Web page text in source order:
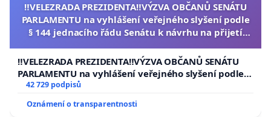
‼️VELEZRADA PREZIDENTA‼️VÝZVA OBČANŮ SENÁTU
PARLAMENTU na vyhlášení veřejného slyšení podle
§ 144 jednacího řádu Senátu k návrhu na přijetí
republiky
‼️VELEZRADA PREZIDENTA‼️VÝZVA OBČANŮ SENÁTU
PARLAMENTU na vyhlášení veřejného slyšení podle §
144 jednacího řádu Senátu k návrhu na přijetí
usnesení k podání ústavní žaloby na prezidenta
republiky
42 729 podpisů
Oznámení o transparentnosti